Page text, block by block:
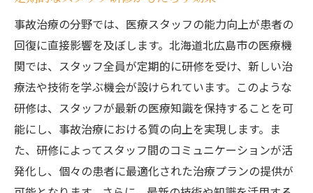
事故治療の分野では、医療スタッフの能力向上が患者の
回復に直接影響を及ぼします。北海道北広島市の医療機
関では、スタッフ全員が定期的に研修を受け、新しい治
療法や技術を学ぶ機会が設けられています。このような
研修は、スタッフが最新の医療知識を保持することを可
能にし、事故治療における質の向上を実現します。ま
た、研修によってスタッフ間のコミュニケーションが活
発化し、個々の患者に最適化された治療プランの提供が